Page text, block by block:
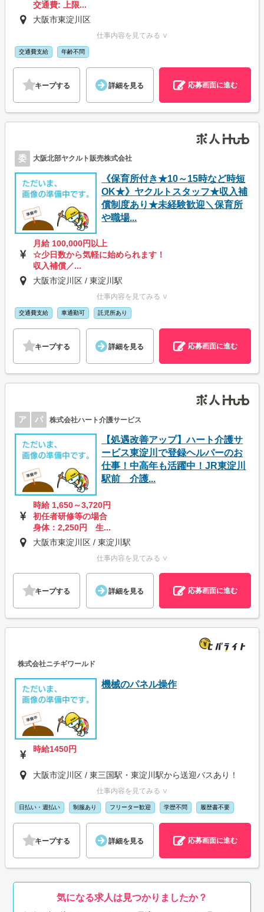
交通費: 上限...
大阪市東淀川区
仕事内容を見てみる ∨
交通費支給 年齢不問
キープする 詳細を見る 応募画面に進む
委 大阪北部ヤクルト販売株式会社
《保育所付き★10～15時など時短
OK★》ヤクルトスタッフ★収入補
償制度あり★未経験歓迎＼保育所
や職場...
月給 100,000円以上
☆少日数から気軽に始められます！
収入補償／...
大阪市淀川区 / 東淀川駅
仕事内容を見てみる ∨
交通費支給 車通勤可 託児所あり
キープする 詳細を見る 応募画面に進む
ア パ 株式会社ハート介護サービス
【処遇改善アップ】ハート介護サ
ービス東淀川で登録ヘルパーのお
仕事！中高年も活躍中！JR東淀川
駅前 介護...
時給 1,650～3,720円
初任者研修等の場合
身体：2,250円 生...
大阪市東淀川区 / 東淀川駅
仕事内容を見てみる ∨
キープする 詳細を見る 応募画面に進む
株式会社ニチギワールド
機械のパネル操作
時給1450円
大阪市淀川区 / 東三国駅・東淀川駅から送迎バスあり！
仕事内容を見てみる ∨
日払い・週払い 制服あり フリーター歓迎 学歴不問 履歴書不要
キープする 詳細を見る 応募画面に進む
気になる求人は見つかりましたか？